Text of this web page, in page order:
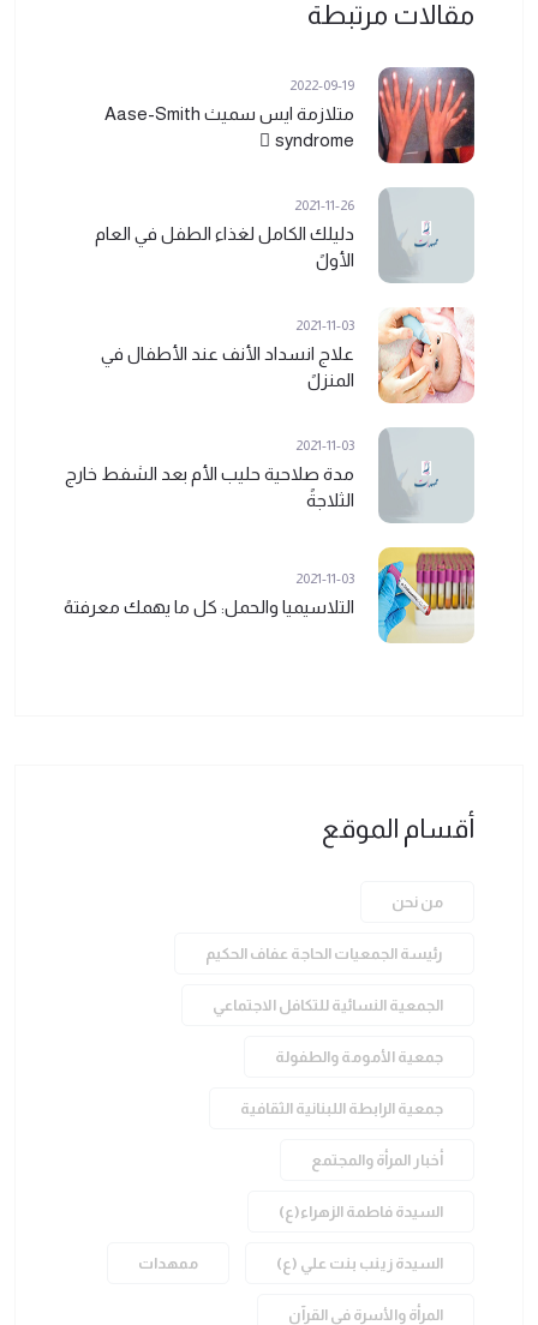
مقالات مرتبطة
2022-09-19
متلازمة ايس سميث Aase-Smith
syndrome ً
2021-11-26
دليلك الكامل لغذاء الطفل في العام
الأولً
2021-11-03
علاج انسداد الأنف عند الأطفال في
المنزلً
2021-11-03
مدة صلاحية حليب الأم بعد الشفط خارج
الثلاجةً
2021-11-03
التلاسيميا والحمل: كل ما يهمك معرفتهً
أقسام الموقع
من نحن
رئيسة الجمعيات الحاجة عفاف الحكيم
الجمعية النسائية للتكافل الاجتماعي
جمعية الأمومة والطفولة
جمعية الرابطة اللبنانية الثقافية
أخبار المرأة والمجتمع
السيدة فاطمة الزهراء(ع)
السيدة زينب بنت علي (ع) ممهدات
المرأة والأسرة في القرآن